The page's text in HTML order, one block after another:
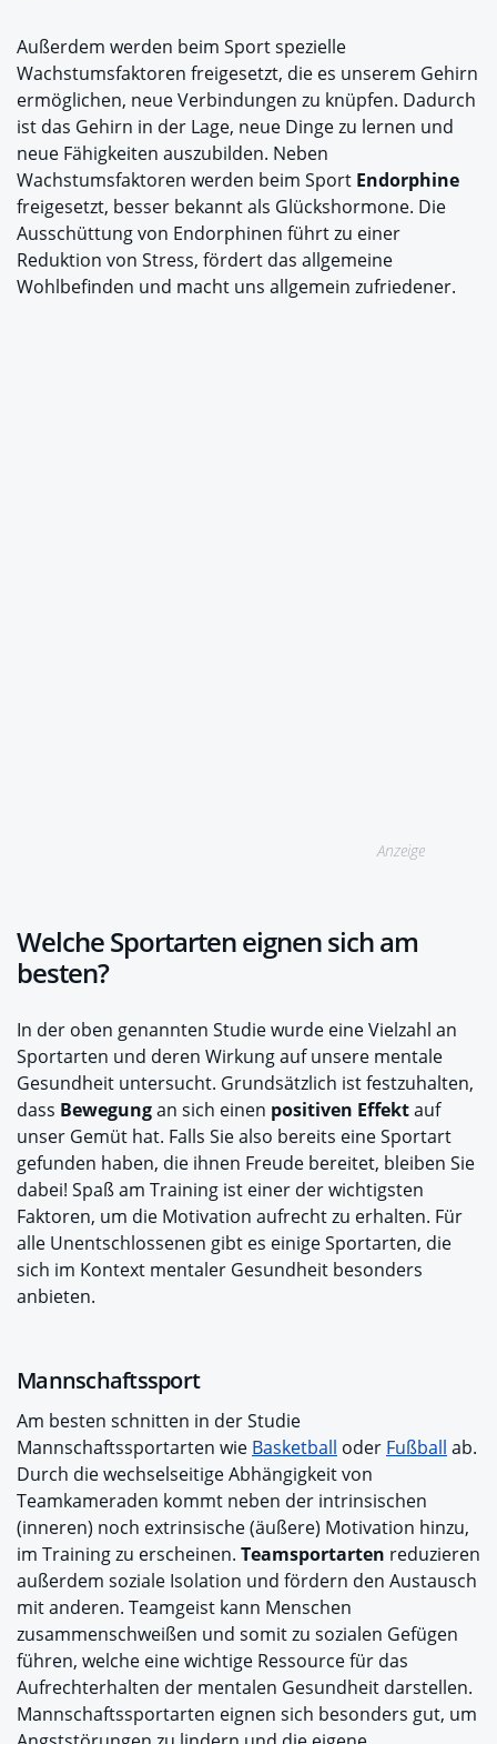
Außerdem werden beim Sport spezielle
Wachstumsfaktoren freigesetzt, die es unserem Gehirn
ermöglichen, neue Verbindungen zu knüpfen. Dadurch
ist das Gehirn in der Lage, neue Dinge zu lernen und
neue Fähigkeiten auszubilden. Neben
Wachstumsfaktoren werden beim Sport Endorphine
freigesetzt, besser bekannt als Glückshormone. Die
Ausschüttung von Endorphinen führt zu einer
Reduktion von Stress, fördert das allgemeine
Wohlbefinden und macht uns allgemein zufriedener.
Anzeige
Welche Sportarten eignen sich am
besten?
In der oben genannten Studie wurde eine Vielzahl an
Sportarten und deren Wirkung auf unsere mentale
Gesundheit untersucht. Grundsätzlich ist festzuhalten,
dass Bewegungan sich einen positiven Effektauf
unser Gemüt hat. Falls Sie also bereits eine Sportart
gefunden haben, die ihnen Freude bereitet, bleiben Sie
dabei! Spaß am Training ist einer der wichtigsten
Faktoren, um die Motivation aufrecht zu erhalten. Für
alle Unentschlossenen gibt es einige Sportarten, die
sich im Kontext mentaler Gesundheit besonders
anbieten.
Mannschaftssport
Am besten schnitten in der Studie
Mannschaftssportarten wie Basketball oder Fußball ab.
Durch die wechselseitige Abhängigkeit von
Teamkameraden kommt neben der intrinsischen
(inneren) noch extrinsische (äußere) Motivation hinzu,
im Training zu erscheinen. Teamsportarten reduzieren
außerdem soziale Isolation und fördern den Austausch
mit anderen. Teamgeist kann Menschen
zusammenschweißen und somit zu sozialen Gefügen
führen, welche eine wichtige Ressource für das
Aufrechterhalten der mentalen Gesundheit darstellen.
Mannschaftssportarten eignen sich besonders gut, um